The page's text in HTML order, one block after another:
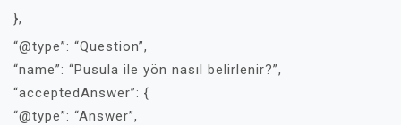
},
“@type”: “Question”,
“name”: “Pusula ile yön nasıl belirlenir?”,
“acceptedAnswer”: {
“@type”: “Answer”,